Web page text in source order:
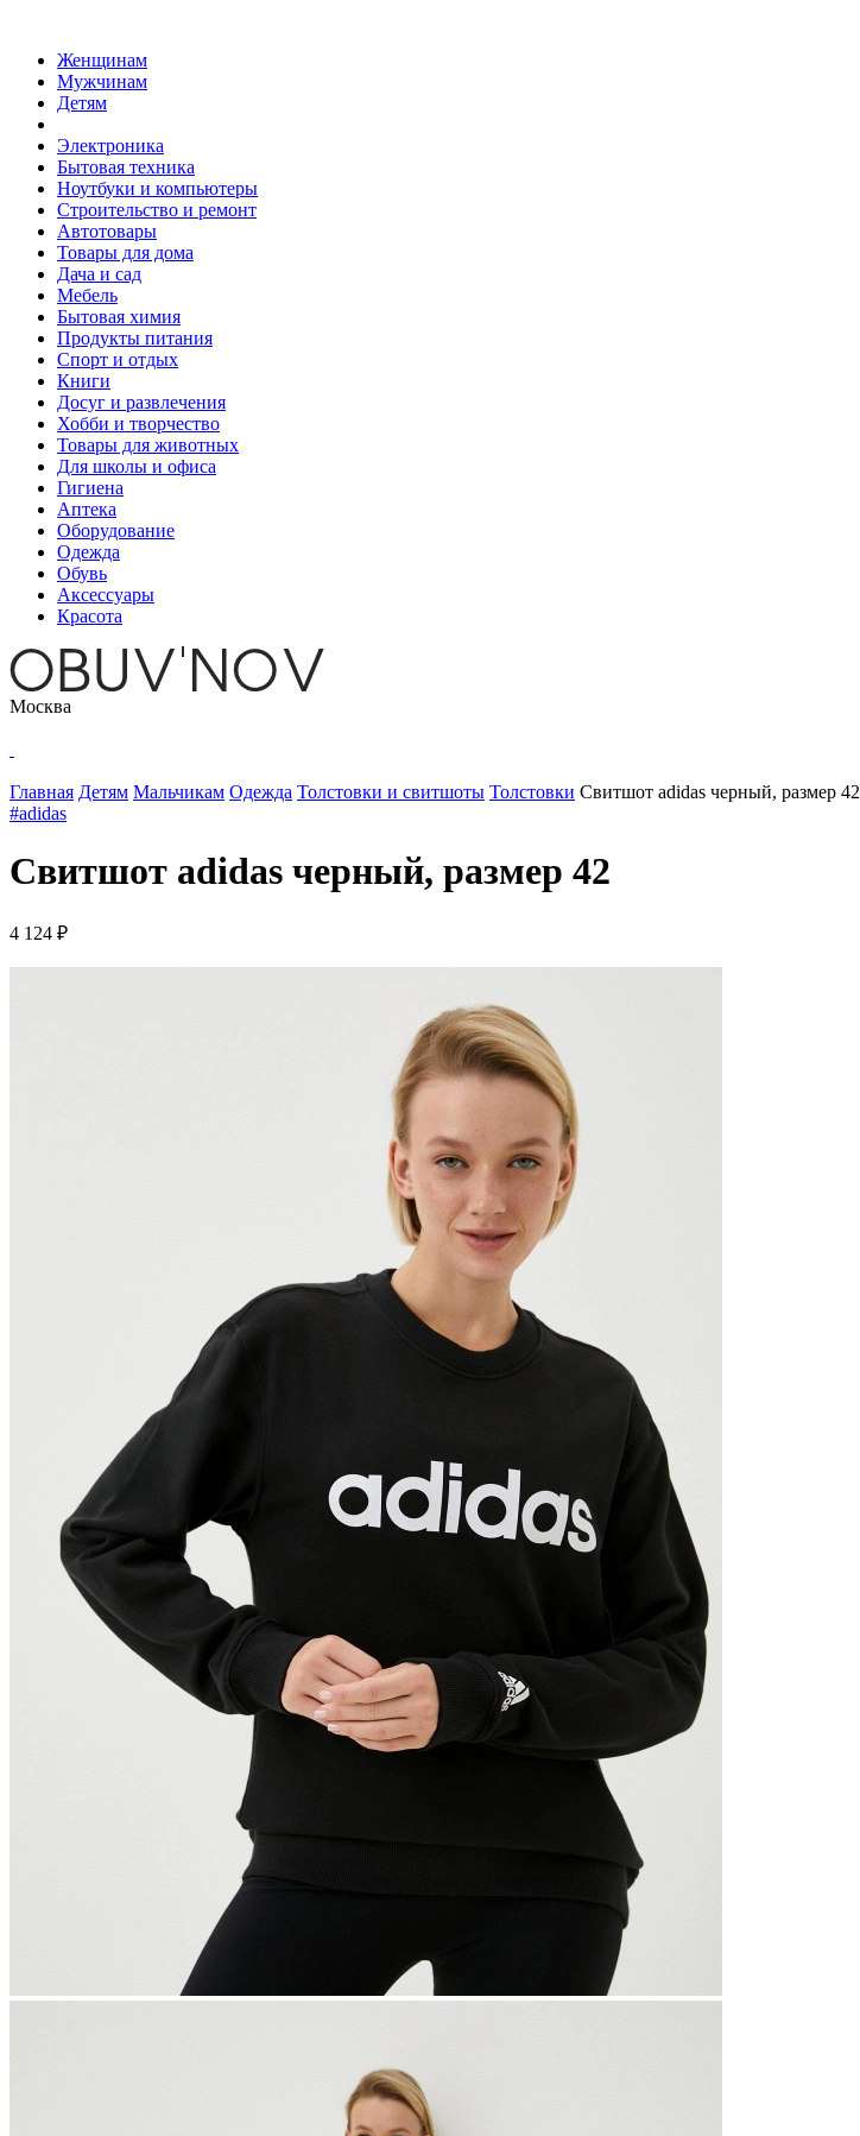
Женщинам
Мужчинам
Детям
Электроника
Бытовая техника
Ноутбуки и компьютеры
Строительство и ремонт
Автотовары
Товары для дома
Дача и сад
Мебель
Бытовая химия
Продукты питания
Спорт и отдых
Книги
Досуг и развлечения
Хобби и творчество
Товары для животных
Для школы и офиса
Гигиена
Аптека
Оборудование
Одежда
Обувь
Аксессуары
Красота
Москва
Главная Детям Мальчикам Одежда Толстовки и свитшоты Толстовки Свитшот adidas черный, размер 42
#adidas
Свитшот adidas черный, размер 42
4 124 ₽